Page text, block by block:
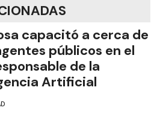
capacitó a cerca de
públicos en el
de la
Artificial